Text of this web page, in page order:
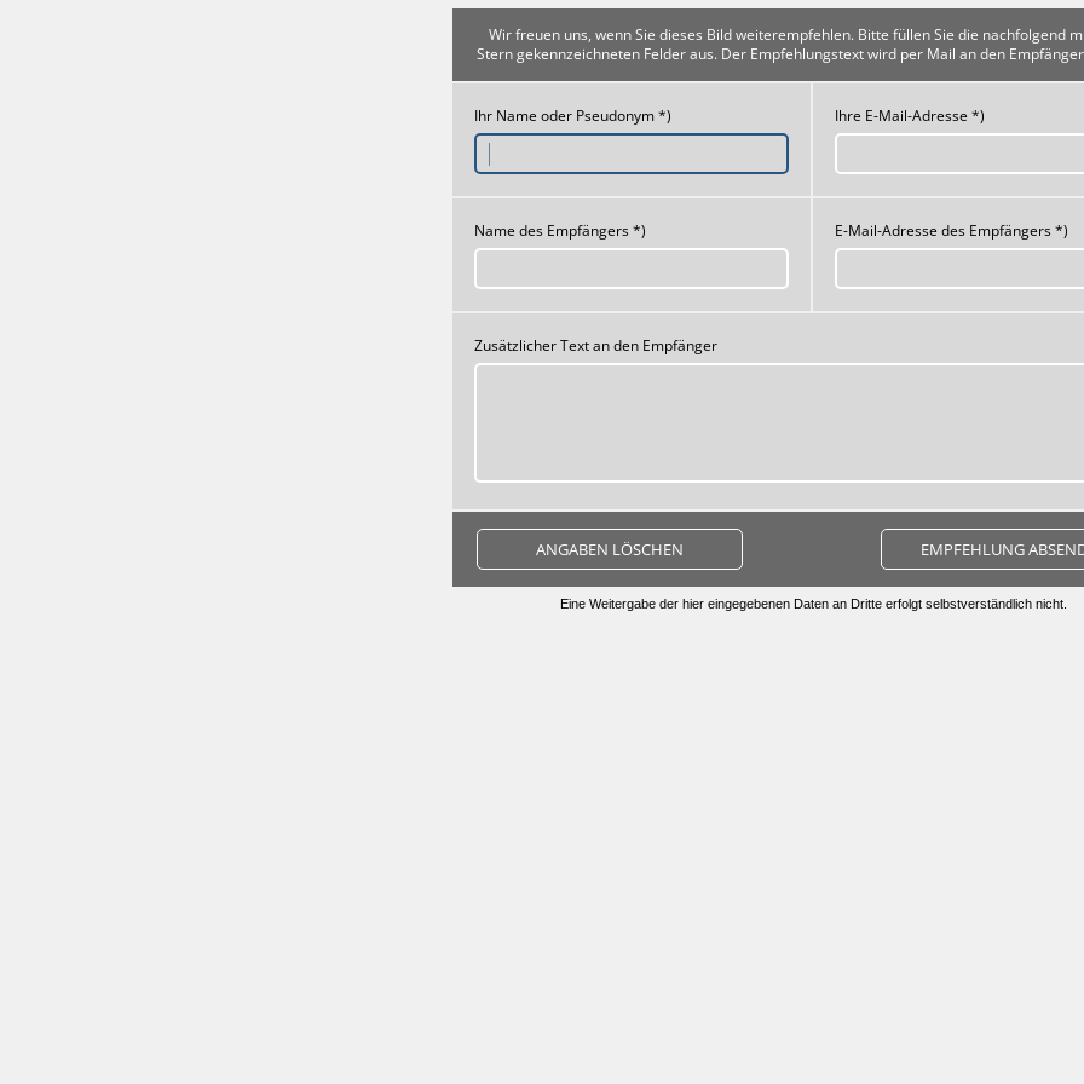
Wir freuen uns, wenn Sie dieses Bild weiterempfehlen. Bitte füllen Sie die nachfolgend
Stern gekennzeichneten Felder aus. Der Empfehlungstext wird per Mail an den
Ihr Name oder Pseudonym *) Ihre E-Mail-Adresse *)
Name des Empfängers *) E-Mail-Adresse des Empfängers *)
Zusätzlicher Text an den Empfänger
ANGABEN LÖSCHEN EMPFEHLUNG
Eine Weitergabe der hier eingegebenen Daten an Dritte erfolgt selbstverständlich nicht.